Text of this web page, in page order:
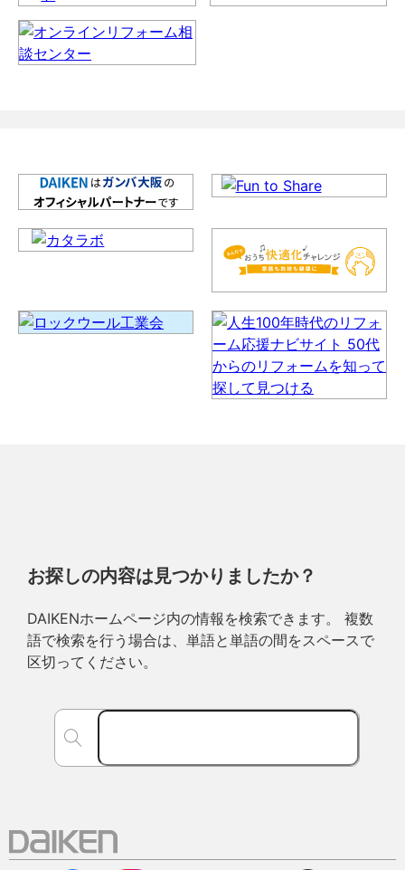
お探しの内容は見つかりましたか？
DAIKENホームページ内の情報を検索できます。 複数
語で検索を行う場合は、単語と単語の間をスペースで
区切ってください。